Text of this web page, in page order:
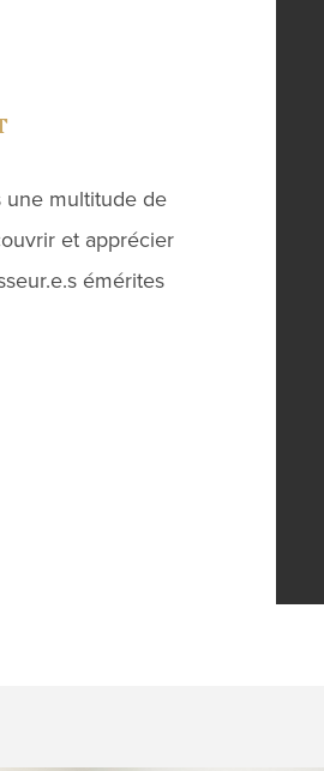
une multitude de
et apprécier
émérites